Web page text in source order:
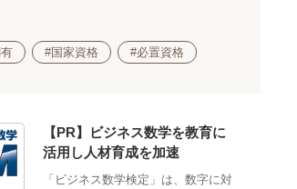
#国家資格 #必置資格
【PR】ビジネス数学を教育に
活用し人材育成を加速
「ビジネス数学検定」は、数字に対